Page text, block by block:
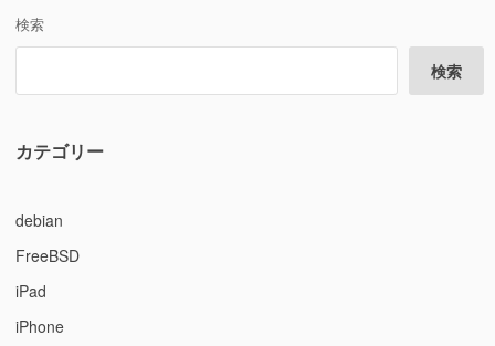
に
検索
検索
カテゴリー
debian
FreeBSD
iPad
iPhone